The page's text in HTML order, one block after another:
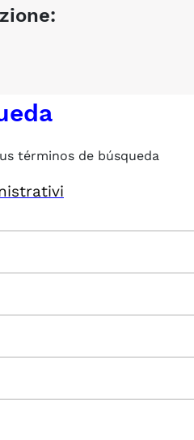
términos de búsqueda